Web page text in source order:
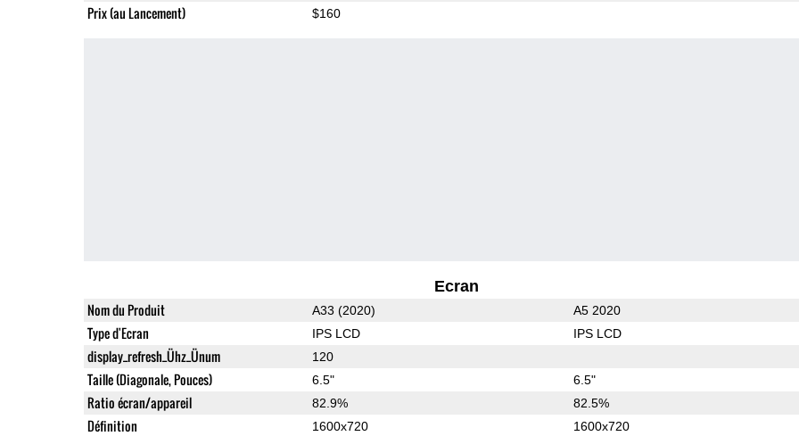
Prix (au Lancement) $160
Ecran
Nom du Produit A33 (2020) A5 2020
Type d'Ecran IPS LCD IPS LCD
display_refresh_Ühz_Ünum 120
Taille (Diagonale, Pouces) 6.5" 6.5"
Ratio écran/appareil 82.9% 82.5%
Définition 1600x720 1600x720